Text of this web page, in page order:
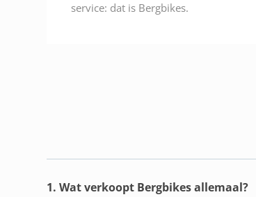
service: dat is Bergbikes.
1. Wat verkoopt Bergbikes allemaal?